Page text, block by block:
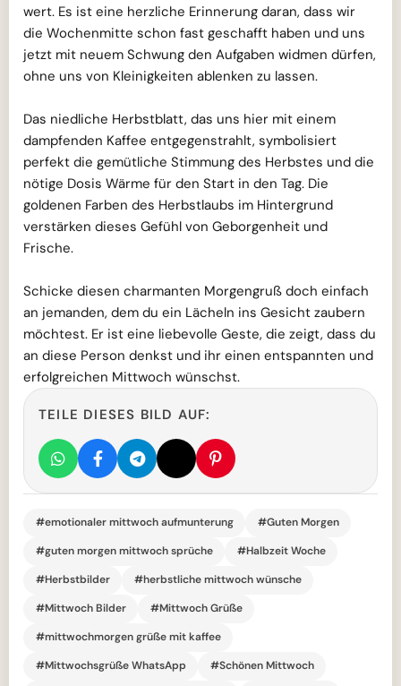
wert. Es ist eine herzliche Erinnerung daran, dass wir
die Wochenmitte schon fast geschafft haben und uns
jetzt mit neuem Schwung den Aufgaben widmen dürfen,
ohne uns von Kleinigkeiten ablenken zu lassen.
Das niedliche Herbstblatt, das uns hier mit einem
dampfenden Kaffee entgegenstrahlt, symbolisiert
perfekt die gemütliche Stimmung des Herbstes und die
nötige Dosis Wärme für den Start in den Tag. Die
goldenen Farben des Herbstlaubs im Hintergrund
verstärken dieses Gefühl von Geborgenheit und
Frische.
Schicke diesen charmanten Morgengruß doch einfach
an jemanden, dem du ein Lächeln ins Gesicht zaubern
möchtest. Er ist eine liebevolle Geste, die zeigt, dass du
an diese Person denkst und ihr einen entspannten und
erfolgreichen Mittwoch wünschst.
TEILE DIESES BILD AUF:
#emotionaler mittwoch aufmunterung
#Guten Morgen
#guten morgen mittwoch sprüche
#Halbzeit Woche
#Herbstbilder
#herbstliche mittwoch wünsche
#Mittwoch Bilder
#Mittwoch Grüße
#mittwochmorgen grüße mit kaffee
#Mittwochsgrüße WhatsApp
#Schönen Mittwoch